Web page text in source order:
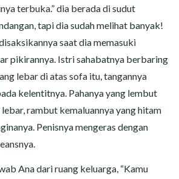
terbuka.” dia berada di sudut
tapi dia sudah melihat banyak!
saat dia memasuki
pikirannya. Istri sahabatnya berbaring
lebar di atas sofa itu, tangannya
kelentitnya. Pahanya yang lembut
rambut kemaluannya yang hitam
Penisnya mengeras dengan
Ana dari ruang keluarga, “Kamu